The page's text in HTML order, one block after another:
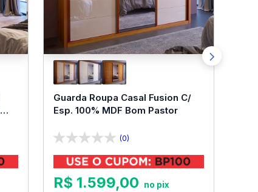
Guarda Roupa Casal Fusion C/
Esp. 100% MDF Bom Pastor
(0)
R$ 1.599,00